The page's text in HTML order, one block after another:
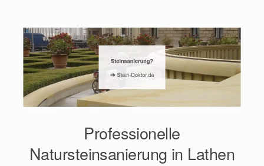
Professionelle
Natursteinsanierung in Lathen